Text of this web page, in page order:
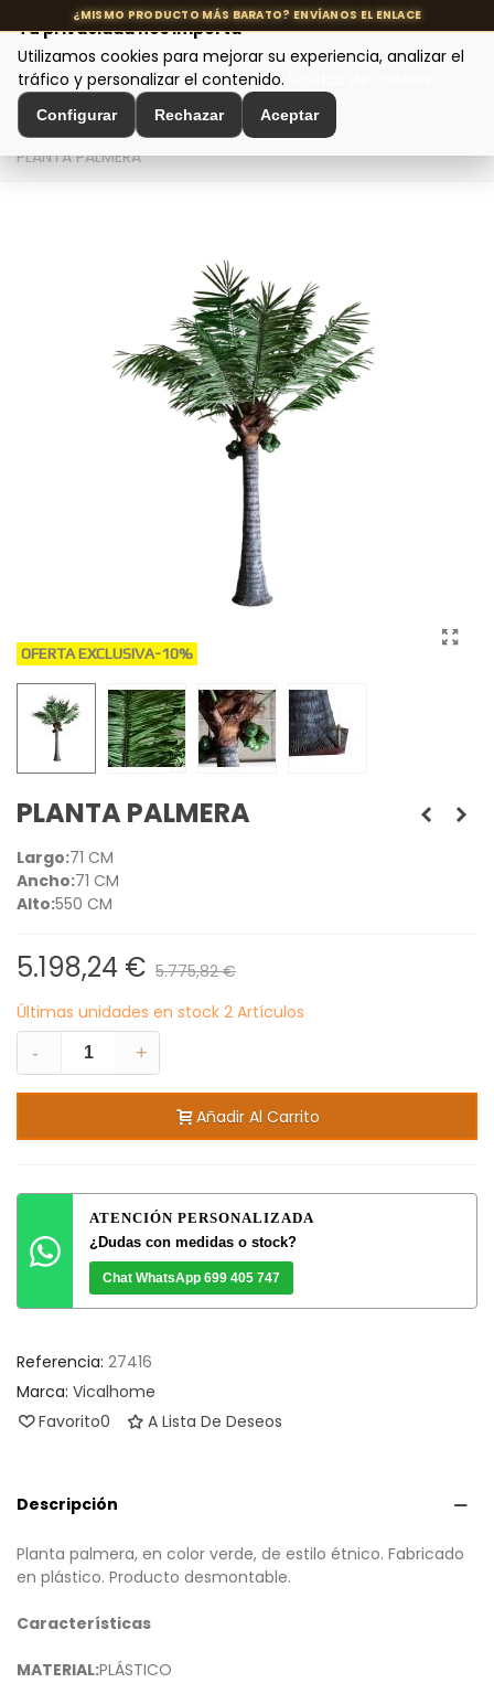
MENÚ
Inicio > Decoración de Interiores > Plantas y Flores
PLANTA PALMERA
OFERTA EXCLUSIVA-10%
PLANTA PALMERA
Largo:71 CM
Ancho:71 CM
Alto:550 CM
5.198,24 € 5.775,82 €
Últimas unidades en stock 2 Artículos
-
+
Añadir Al Carrito
ATENCIÓN PERSONALIZADA
¿Dudas con medidas o stock?
Chat WhatsApp 699 405 747
Referencia: 27416
Marca: Vicalhome
Favorito0 A Lista De Deseos
Descripción
Planta palmera, en color verde, de estilo étnico. Fabricado
en plástico. Producto desmontable.
Características
MATERIAL:PLÁSTICO
Tu privacidad nos importa
Utilizamos cookies para mejorar su experiencia, analizar el
tráfico y personalizar el contenido.
Configurar Rechazar Aceptar